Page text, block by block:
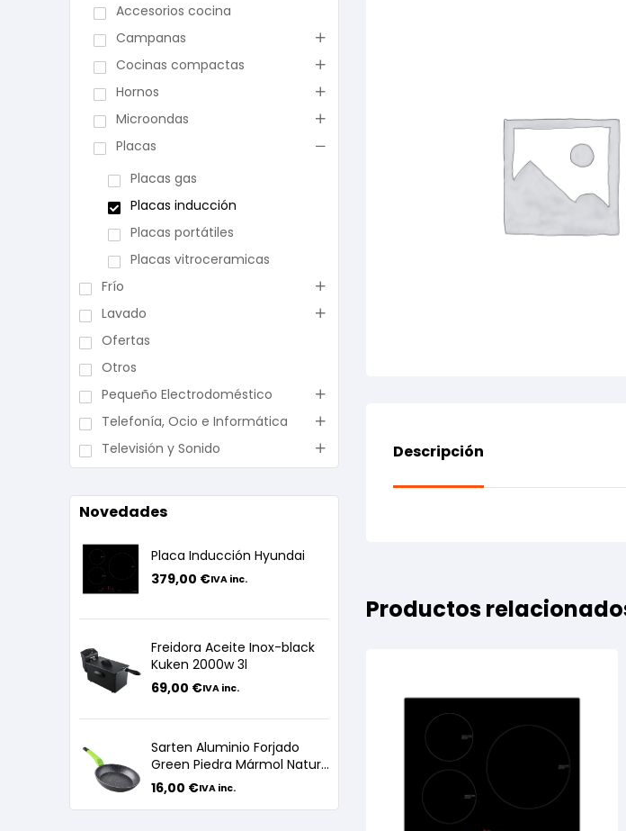
Descripción
Productos
Accesorios cocina
Campanas
Cocinas compactas
Hornos
Microondas
Placas
Placas gas
Placas inducción
Placas portátiles
Placas vitroceramicas
Frío
Lavado
Ofertas
Otros
Pequeño Electrodoméstico
Telefonía, Ocio e Informática
Televisión y Sonido
Novedades
Placa Inducción Hyundai
379,00 €IVA inc.
Freidora Aceite Inox-black
Kuken 2000w 3l
69,00 €IVA inc.
Sarten Aluminio Forjado
Green Piedra Mármol Nature
24cm
16,00 €IVA inc.